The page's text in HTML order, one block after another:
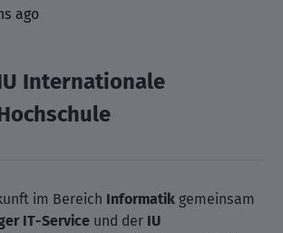
ago
Internationale
im Bereich Informatik gemeinsam
IT-Service und der IU